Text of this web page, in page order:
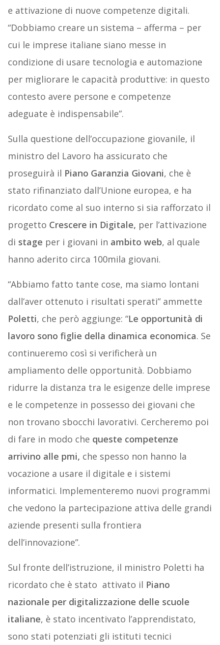
e attivazione di nuove competenze digitali.
“Dobbiamo creare un sistema – afferma – per
cui le imprese italiane siano messe in
condizione di usare tecnologia e automazione
per migliorare le capacità produttive: in questo
contesto avere persone e competenze
adeguate è indispensabile”.
Sulla questione dell’occupazione giovanile, il
ministro del Lavoro ha assicurato che
proseguirà il Piano Garanzia Giovani, che è
stato rifinanziato dall’Unione europea, e ha
ricordato come al suo interno si sia rafforzato il
progetto Crescere in Digitale, per l’attivazione
di stage per i giovani in ambito web, al quale
hanno aderito circa 100mila giovani.
“Abbiamo fatto tante cose, ma siamo lontani
dall’aver ottenuto i risultati sperati” ammette
Poletti, che però aggiunge: “Le opportunità di
lavoro sono figlie della dinamica economica. Se
continueremo così si verificherà un
ampliamento delle opportunità. Dobbiamo
ridurre la distanza tra le esigenze delle imprese
e le competenze in possesso dei giovani che
non trovano sbocchi lavorativi. Cercheremo poi
di fare in modo che queste competenze
arrivino alle pmi, che spesso non hanno la
vocazione a usare il digitale e i sistemi
informatici. Implementeremo nuovi programmi
che vedono la partecipazione attiva delle grandi
aziende presenti sulla frontiera
dell’innovazione”.
Sul fronte dell’istruzione, il ministro Poletti ha
ricordato che è stato attivato il Piano
nazionale per digitalizzazione delle scuole
italiane, è stato incentivato l’apprendistato,
sono stati potenziati gli istituti tecnici